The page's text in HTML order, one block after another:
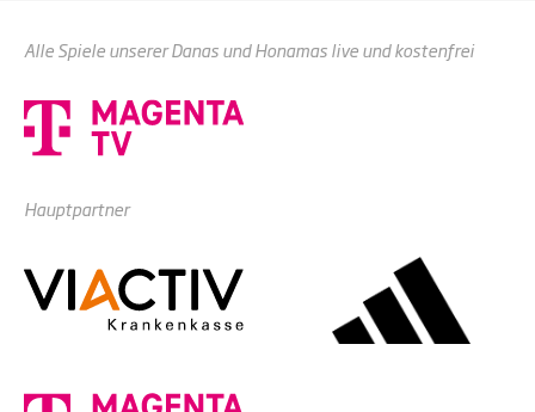
Alle Spiele unserer Danas und Honamas live und kostenfrei
Hauptpartner